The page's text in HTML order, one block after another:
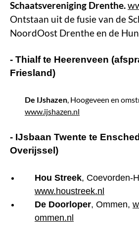
Schaatsvereniging Drenthe.
Ontstaan uit de fusie van de
NoordOost Drenthe en de
- Thialf te Heerenveen
Friesland)
De IJshazen, Hoogeveen en
www.ijshazen.nl
- IJsbaan Twente te
Overijssel)
Hou Streek, Coevorden-
www.houstreek.nl
De Doorloper, Ommen,
ommen.nl